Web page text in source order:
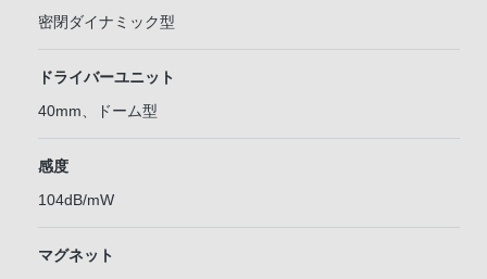
密閉ダイナミック型
ドライバーユニット
40mm、ドーム型
感度
104dB/mW
マグネット